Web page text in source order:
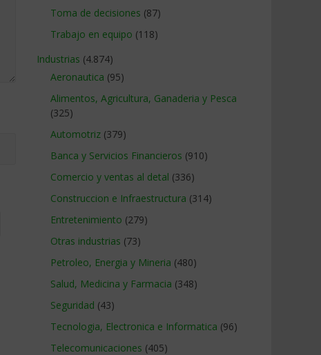
Toma de decisiones (87)
Trabajo en equipo (118)
Industrias (4.874)
Aeronautica (95)
Alimentos, Agricultura, Ganaderia y Pesca
(325)
Automotriz (379)
Banca y Servicios Financieros (910)
Comercio y ventas al detal (336)
Construccion e Infraestructura (314)
Entretenimiento (279)
Otras industrias (73)
Petroleo, Energia y Mineria (480)
Salud, Medicina y Farmacia (348)
Seguridad (43)
Tecnologia, Electronica e Informatica (96)
Telecomunicaciones (405)